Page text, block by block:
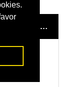
O'MALLEY 2